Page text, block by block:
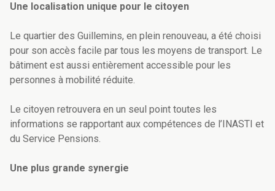
Une localisation unique pour le citoyen
Le quartier des Guillemins, en plein renouveau, a été choisi
pour son accès facile par tous les moyens de transport. Le
bâtiment est aussi entièrement accessible pour les
personnes à mobilité réduite.
Le citoyen retrouvera en un seul point toutes les
informations se rapportant aux compétences de l’INASTI et
du Service Pensions.
Une plus grande synergie